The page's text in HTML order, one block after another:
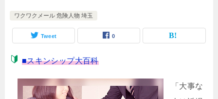
ワクワクメール 危険人物 埼玉
Tweet 0
■スキンシップ大百科
「大事な